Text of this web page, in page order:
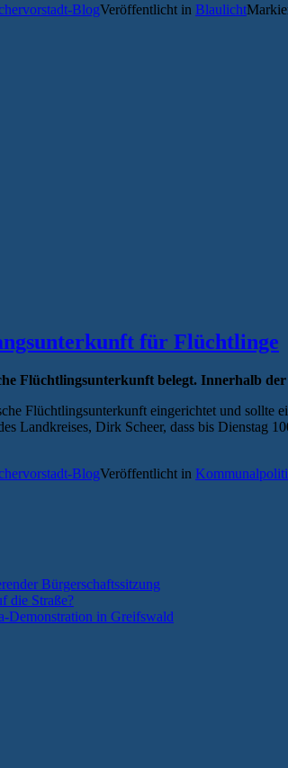
BlogVeröffentlicht in Blaulicht
für Flüchtlinge
Flüchtlingsunterkunft belegt. Innerhalb
Flüchtlingsunterkunft eingerichtet und sollte
Landkreises, Dirk Scheer, dass bis Dienstag
BlogVeröffentlicht in
Bürgerschaftssitzung
die Straße?
Demonstration in Greifswald